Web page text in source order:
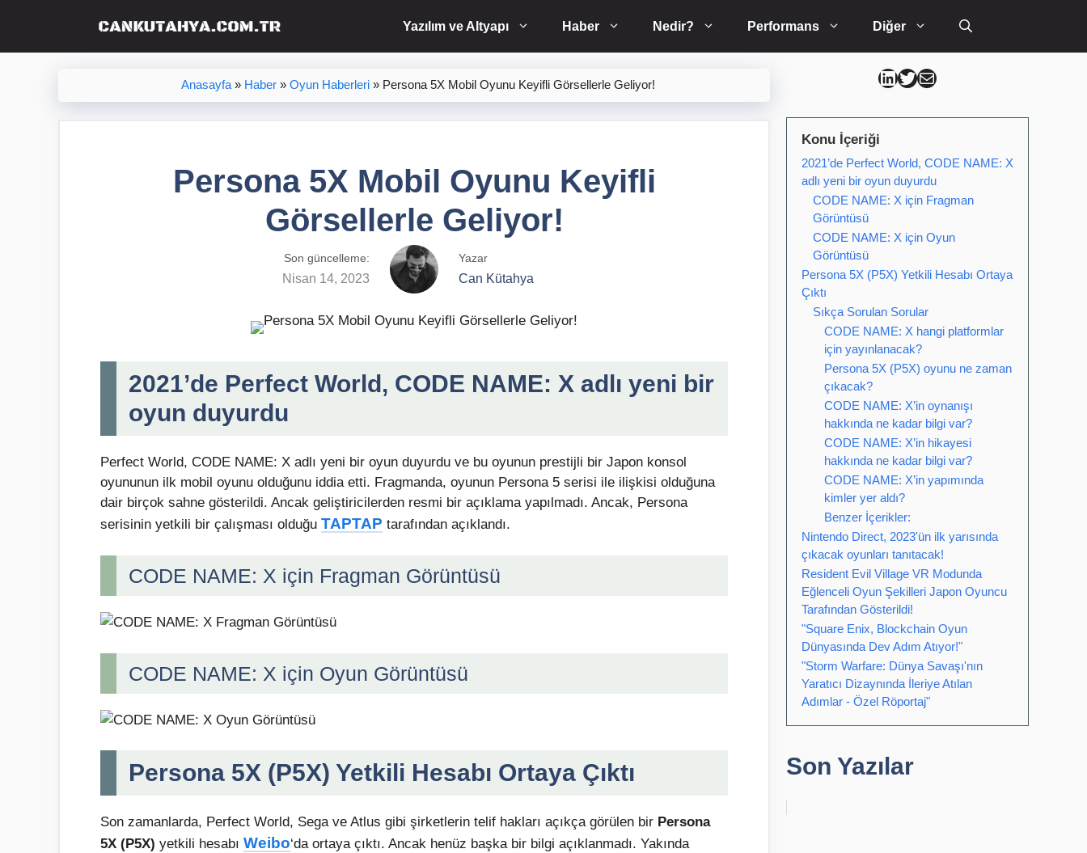
Yazılım ve Altyapı Haber Nedir? Performans Diğer
Anasayfa » Haber » Oyun Haberleri » Persona 5X Mobil Oyunu Keyifli Görsellerle Geliyor!
Persona 5X Mobil Oyunu Keyifli
Görsellerle Geliyor!
Son güncelleme:
Nisan 14, 2023
Yazar
Can Kütahya
2021’de Perfect World, CODE NAME: X adlı yeni bir
oyun duyurdu
Perfect World, CODE NAME: X adlı yeni bir oyun duyurdu ve bu oyunun prestijli bir Japon konsol
oyununun ilk mobil oyunu olduğunu iddia etti. Fragmanda, oyunun Persona 5 serisi ile ilişkisi olduğuna
dair birçok sahne gösterildi. Ancak geliştiricilerden resmi bir açıklama yapılmadı. Ancak, Persona
serisinin yetkili bir çalışması olduğu TAPTAP tarafından açıklandı.
CODE NAME: X için Fragman Görüntüsü
CODE NAME: X için Oyun Görüntüsü
Persona 5X (P5X) Yetkili Hesabı Ortaya Çıktı
Son zamanlarda, Perfect World, Sega ve Atlus gibi şirketlerin telif hakları açıkça görülen bir Persona
5X (P5X) yetkili hesabı Weibo‘da ortaya çıktı. Ancak henüz başka bir bilgi açıklanmadı. Yakında
Can Kütahya Linkedin
Can Kütahya Twitter
Can Kütahya Mail
Konu İçeriği
2021’de Perfect World, CODE NAME: X
adlı yeni bir oyun duyurdu
CODE NAME: X için Fragman
Görüntüsü
CODE NAME: X için Oyun
Görüntüsü
Persona 5X (P5X) Yetkili Hesabı Ortaya
Çıktı
Sıkça Sorulan Sorular
CODE NAME: X hangi platformlar
için yayınlanacak?
Persona 5X (P5X) oyunu ne zaman
çıkacak?
CODE NAME: X’in oynanışı
hakkında ne kadar bilgi var?
CODE NAME: X’in hikayesi
hakkında ne kadar bilgi var?
CODE NAME: X’in yapımında
kimler yer aldı?
Benzer İçerikler:
Nintendo Direct, 2023'ün ilk yarısında
çıkacak oyunları tanıtacak!
Resident Evil Village VR Modunda
Eğlenceli Oyun Şekilleri Japon Oyuncu
Tarafından Gösterildi!
"Square Enix, Blockchain Oyun
Dünyasında Dev Adım Atıyor!"
"Storm Warfare: Dünya Savaşı'nın
Yaratıcı Dizaynında İleriye Atılan
Adımlar - Özel Röportaj"
Son Yazılar